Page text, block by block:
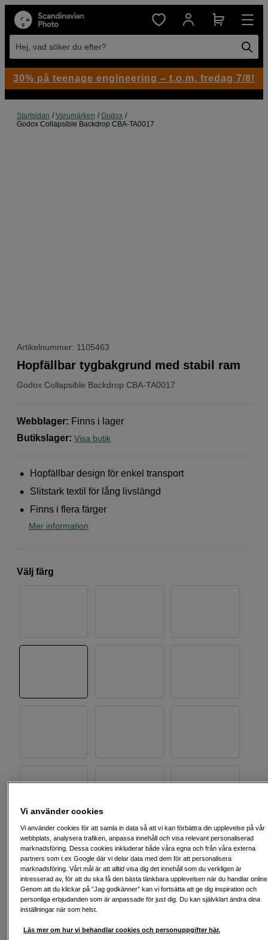
Hej, vad söker du efter?
Startsidan Varumärken
Godox
Godox Collapsible Backdrop CBA-TA0017
Artikelnummer: 1105463
Godox Collapsible Backdrop CBA-TA0017
Hopfällbar tygbakgrund med stabil ram
Webblager: Finns i lager
Butikslager: Visa butik
Hopfällbar design för enkel transport
Slitstark textil för lång livslängd
Finns i flera färger
Mer information
Välj färg
30% på teenage engineering – t.o.m. fredag 7/8!
Vi använder cookies
Vi använder cookies för att samla in data så att vi kan förbättra din upplevelse på vår
webbplats, analysera trafiken, anpassa innehåll och visa relevant personaliserad
marknadsföring. Dessa cookies inkluderar både våra egna och från våra externa
partners som t.ex Google där vi delar data med dem för att personalisera
marknadsföring. Vårt mål är att alltid visa dig det innehåll som du verkligen är
intresserad av, för att du ska få den bästa tänkbara upplevelsen när du handlar
Genom att du klickar på ”Jag godkänner” kan vi fortsätta att ge dig inspiration och
personliga erbjudanden som är anpassade för just dig. Du kan självklart ändra dina
inställningar när som helst.
Läs mer om hur vi behandlar cookies och personuppgifter här.